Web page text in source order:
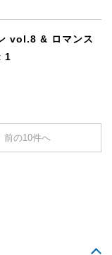
vol.8 & ロマンス
1
前の10件へ